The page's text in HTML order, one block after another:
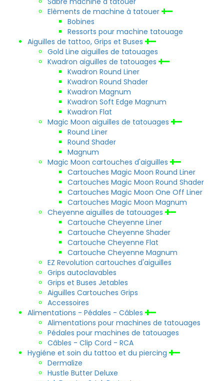
Elèments de machine à tatouer
Bobines
Ressorts pour machine tatouage
Aiguilles de tattoo, Grips et Buses
Gold Line aiguilles de tatouages
Kwadron aiguilles de tatouages
Kwadron Round Liner
Kwadron Round Shader
Kwadron Magnum
Kwadron Soft Edge Magnum
Kwadron Flat
Magic Moon aiguilles de tatouages
Round Liner
Round Shader
Magnum
Magic Moon cartouches d'aiguilles
Cartouches Magic Moon Round Liner
Cartouches Magic Moon Round Shader
Cartouches Magic Moon One Off Liner
Cartouches Magic Moon Magnum
Cheyenne aiguilles de tatouages
Cartouche Cheyenne Liner
Cartouche Cheyenne Shader
Cartouche Cheyenne Flat
Cartouche Cheyenne Magnum
EZ Revolution cartouches d'aiguilles
Grips autoclavables
Grips et Buses Jetables
Aiguilles Cartouches Grips
Accessoires
Alimentations - Pédales - Câbles
Alimentations pour machines de tatouages
Pédales pour machines de tatouages
Câbles - Clip Cord - RCA
Hygiéne et soin du tattoo et du piercing
Dermalize
Hustle Butter Deluxe